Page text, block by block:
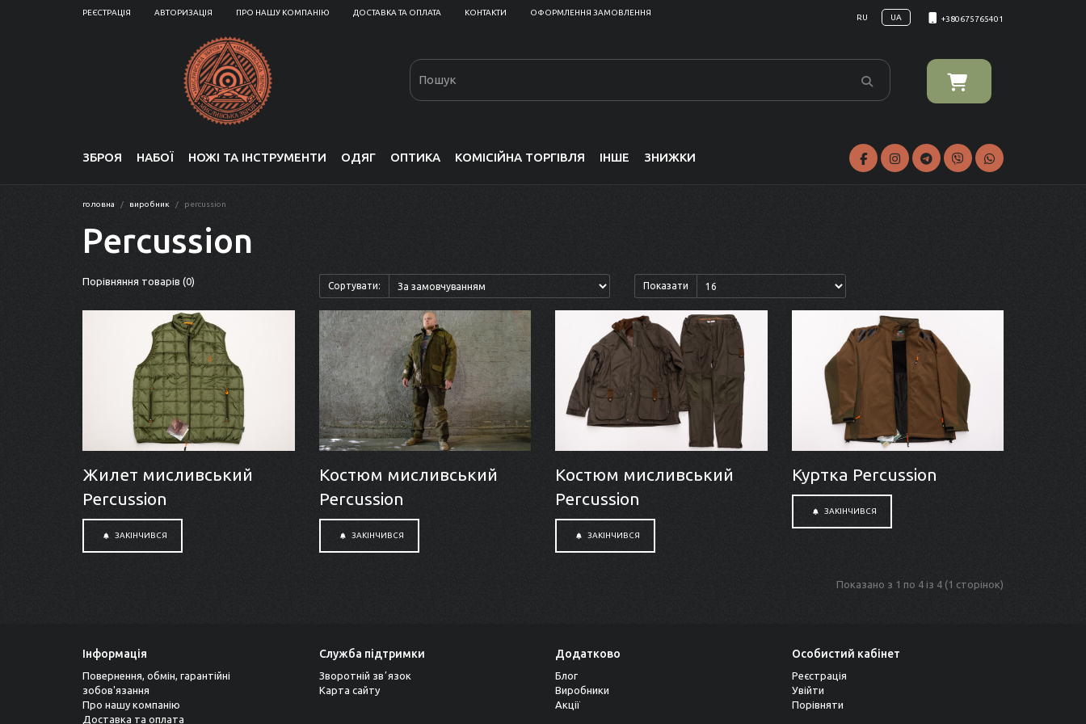
РЕЄСТРАЦІЯ АВТОРИЗАЦІЯ ПРО НАШУ КОМПАНІЮ ДОСТАВКА ТА ОПЛАТА КОНТАКТИ ОФОРМЛЕННЯ ЗАМОВЛЕННЯ
RU UA +380675765401
ЗБРОЯ НАБОЇ НОЖІ ТА ІНСТРУМЕНТИ ОДЯГ ОПТИКА КОМІСІЙНА ТОРГІВЛЯ ІНШЕ ЗНИЖКИ
головна виробник percussion
Percussion
Порівняння товарів (0) Сортувати: Показати
Жилет мисливський
Percussion
ЗАКІНЧИВСЯ
Костюм мисливський
Percussion
ЗАКІНЧИВСЯ
Костюм мисливський
Percussion
ЗАКІНЧИВСЯ
Куртка Percussion
ЗАКІНЧИВСЯ
Показано з 1 по 4 із 4 (1 сторінок)
Інформація
Повернення, обмін, гарантійні
зобов'язання
Про нашу компанію
Доставка та оплата
Служба підтримки
Зворотній звʼязок
Карта сайту
Додатково
Блог
Виробники
Акції
Особистий кабінет
Реєстрація
Увійти
Порівняти